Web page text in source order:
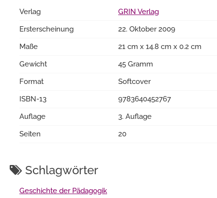
Verlag
GRIN Verlag
Ersterscheinung
22. Oktober 2009
Maße
21 cm x 14.8 cm x 0.2 cm
Gewicht
45 Gramm
Format
Softcover
ISBN-13
9783640452767
Auflage
3. Auflage
Seiten
20
Schlagwörter
Geschichte der Pädagogik